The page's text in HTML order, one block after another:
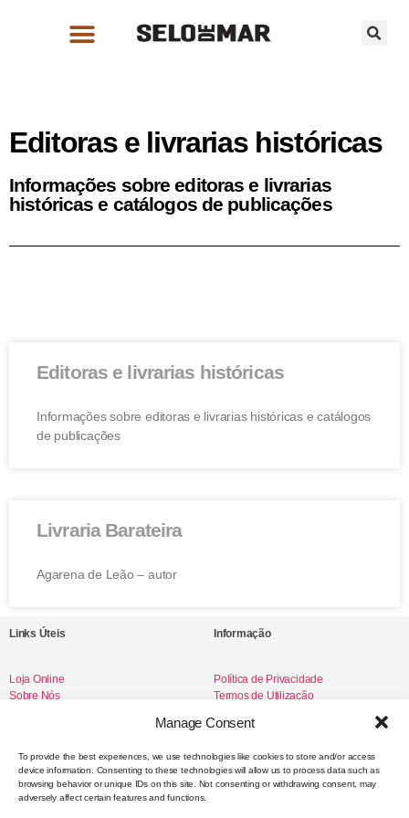
Manage Consent
To provide the best experiences, we use technologies like cookies to store and/or access
device information. Consenting to these technologies will allow us to process data such as
browsing behavior or unique IDs on this site. Not consenting or withdrawing consent, may
adversely affect certain features and functions.
Editoras e livrarias históricas
Informações sobre editoras e livrarias
históricas e catálogos de publicações
Editoras e livrarias históricas
Informações sobre editoras e livrarias históricas e catálogos
de publicações
Livraria Barateira
Agarena de Leão – autor
Links Úteis
Loja Online
Sobre Nós
Informação
Política de Privacidade
Termos de Utilização
Redes Sociais